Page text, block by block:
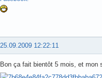
25.09.2009 12:22:11
Bon ça fait bientôt 5 mois, et mon